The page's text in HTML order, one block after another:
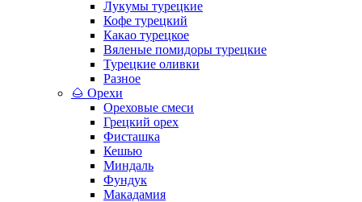
Лукумы турецкие
Кофе турецкий
Какао турецкое
Вяленые помидоры турецкие
Турецкие оливки
Разное
🌰 Орехи
Ореховые смеси
Грецкий орех
Фисташка
Кешью
Миндаль
Фундук
Макадамия